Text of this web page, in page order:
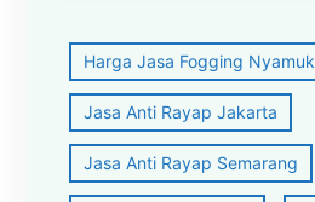
Harga Jasa Fogging Nyamuk
Jasa Anti Rayap Jakarta
Jasa Anti Rayap Semarang